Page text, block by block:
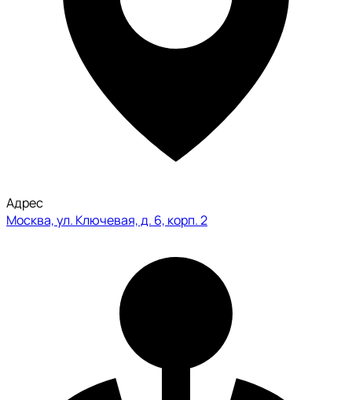
Адрес
Москва, ул. Ключевая, д. 6, корп. 2